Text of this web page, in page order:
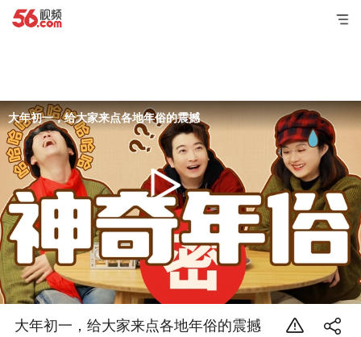
大年初一，给大家来点各地年俗的震撼
大年初一，给大家来点各地年俗的震撼